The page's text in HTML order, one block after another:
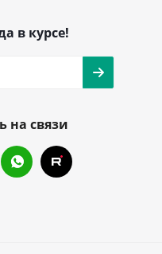
в курсе!
на связи